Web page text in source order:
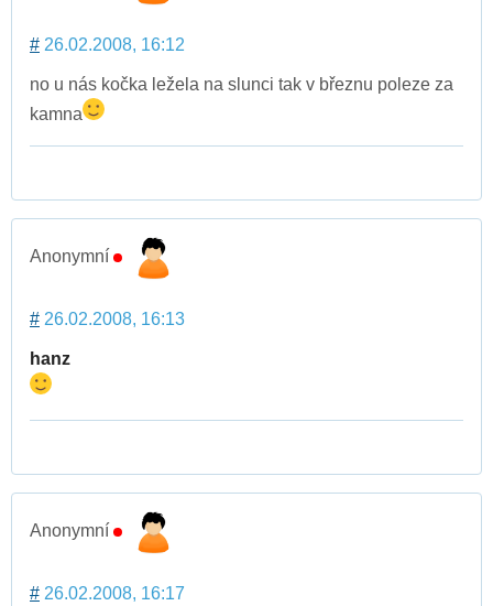
# 26.02.2008, 16:12
no u nás kočka ležela na slunci tak v březnu poleze za
kamna
Anonymní
# 26.02.2008, 16:13
hanz
Anonymní
# 26.02.2008, 16:17